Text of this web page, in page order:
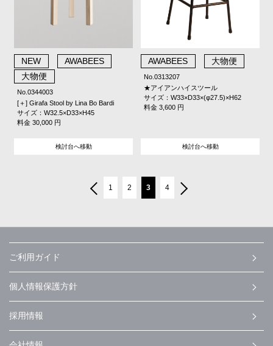
NEW
AWABEES
大物便
No.0344003
[＋] Girafa Stool by Lina Bo Bardi
サイズ：W32.5×D33×H45
料金 30,000 円
検討台へ移動
AWABEES 大物便
No.0313207
★アイアンハイスツール
サイズ：W33×D33×(φ27.5)×H62
料金 3,600 円
検討台へ移動
1 2 3 4
ご利用ガイド
個人情報保護方針
採用情報